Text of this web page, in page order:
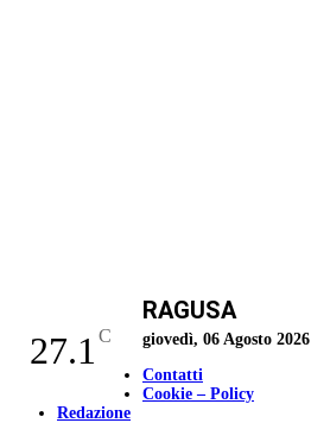
27.1 C
RAGUSA
giovedì, 06 Agosto 2026
Contatti
Cookie – Policy
Redazione